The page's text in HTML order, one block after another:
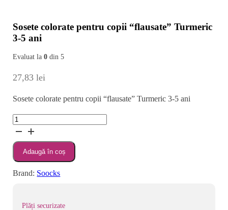
Sosete colorate pentru copii “flausate” Turmeric
3-5 ani
Evaluat la0 din 5
27,83lei
Sosete colorate pentru copii “flausate” Turmeric 3-5 ani
Cantitate
Sosete
colorate
pentru
“flausate”
Adaugă în coș
Brand: Soocks
Plăți securizate